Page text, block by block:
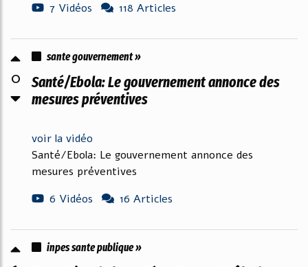
7 Vidéos
118 Articles
0
sante gouvernement »
Santé/Ebola: Le gouvernement annonce des
mesures préventives
voir la vidéo
Santé/Ebola: Le gouvernement annonce des
mesures préventives
6 Vidéos
16 Articles
inpes sante publique »